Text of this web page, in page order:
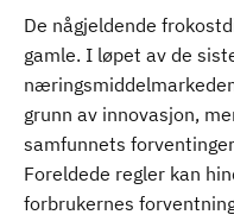
De någjeldende
gamle. I løpet av de
grunn av innovasjon,
samfunnets
Foreldede regler kan
forbrukernes